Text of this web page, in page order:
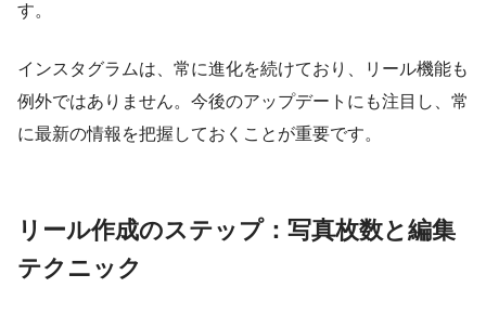
す。
インスタグラムは、常に進化を続けており、リール機能も
例外ではありません。今後のアップデートにも注目し、常
に最新の情報を把握しておくことが重要です。
リール作成のステップ：写真枚数と編集
テクニック